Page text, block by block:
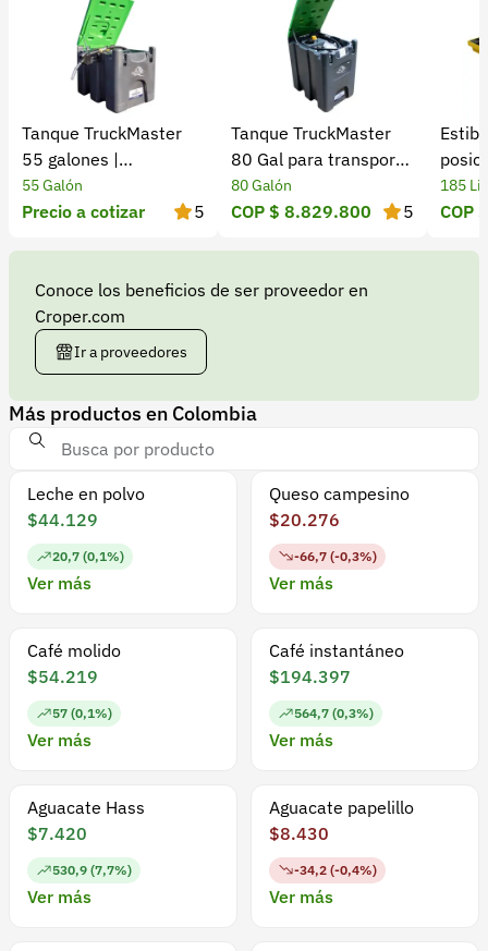
Tanque TruckMaster
55 galones |
Transporte de
combustible
55 Galón
Precio a cotizar 5
Tanque TruckMaster
80 Gal para transporte
de diésel
80 Galón
COP $ 8.829.800 5
185
COP
Conoce los beneficios de ser proveedor en
Croper.com
Ir a proveedores
Más productos en Colombia
Leche en polvo
$44.129
20,7 (0,1%)
Ver más
Queso campesino
$20.276
-66,7 (-0,3%)
Ver más
Café molido
$54.219
57 (0,1%)
Ver más
Café instantáneo
$194.397
564,7 (0,3%)
Ver más
Aguacate Hass
$7.420
530,9 (7,7%)
Ver más
Aguacate papelillo
$8.430
-34,2 (-0,4%)
Ver más